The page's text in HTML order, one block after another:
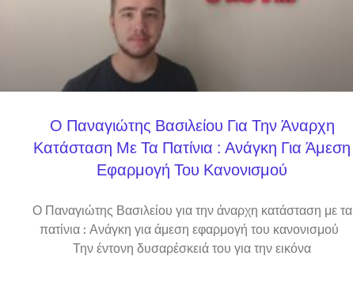
Ο Παναγιώτης Βασιλείου Για Την Άναρχη
Κατάσταση Με Τα Πατίνια : Ανάγκη Για Άμεση
Εφαρμογή Του Κανονισμού
Ο Παναγιώτης Βασιλείου για την άναρχη κατάσταση με τα
πατίνια : Ανάγκη για άμεση εφαρμογή του κανονισμού
Την έντονη δυσαρέσκειά του για την εικόνα